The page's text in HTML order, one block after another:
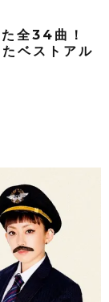
全34曲！
ベストアル